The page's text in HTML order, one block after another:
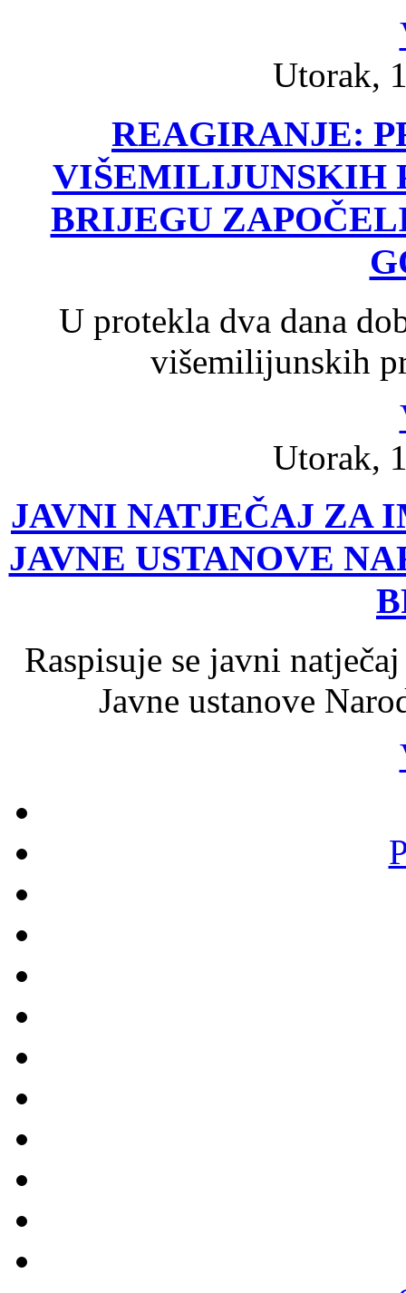
Utorak,
REAGIRANJE:
VIŠEMILIJUNSKIH
BRIJEGU
U protekla dva dana
višemilijunskih
Utorak,
JAVNI NATJEČAJ ZA
JAVNE USTANOVE
Raspisuje se javni
Javne ustanove